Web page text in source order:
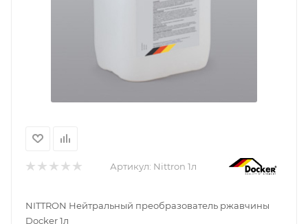
Артикул: Nittron 1л
NITTRON Нейтральный преобразователь ржавчины
Docker 1л